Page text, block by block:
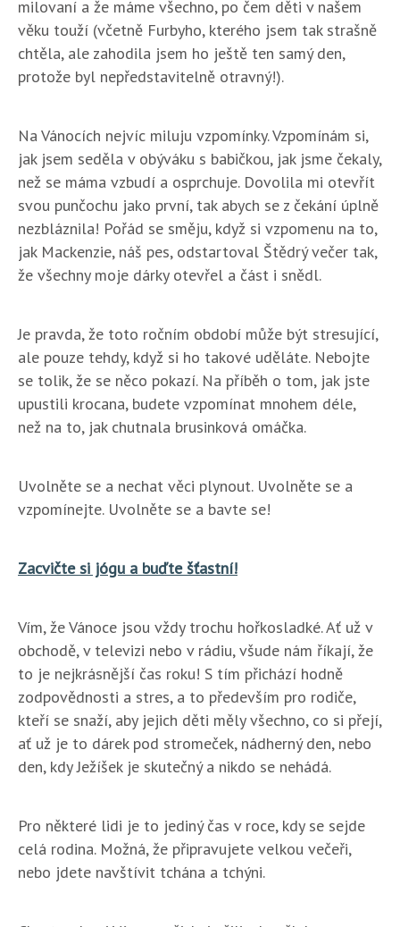
milovaní a že máme všechno, po čem děti v našem
věku touží (včetně Furbyho, kterého jsem tak strašně
chtěla, ale zahodila jsem ho ještě ten samý den,
protože byl nepředstavitelně otravný!).
Na Vánocích nejvíc miluju vzpomínky. Vzpomínám si,
jak jsem seděla v obýváku s babičkou, jak jsme čekaly,
než se máma vzbudí a osprchuje. Dovolila mi otevřít
svou punčochu jako první, tak abych se z čekání úplně
nezbláznila! Pořád se směju, když si vzpomenu na to,
jak Mackenzie, náš pes, odstartoval Štědrý večer tak,
že všechny moje dárky otevřel a část i snědl.
Je pravda, že toto ročním období může být stresující,
ale pouze tehdy, když si ho takové uděláte. Nebojte
se tolik, že se něco pokazí. Na příběh o tom, jak jste
upustili krocana, budete vzpomínat mnohem déle,
než na to, jak chutnala brusinková omáčka.
Uvolněte se a nechat věci plynout. Uvolněte se a
vzpomínejte. Uvolněte se a bavte se!
Zacvičte si jógu a buďte šťastní!
Vím, že Vánoce jsou vždy trochu hořkosladké. Ať už v
obchodě, v televizi nebo v rádiu, všude nám říkají, že
to je nejkrásnější čas roku! S tím přichází hodně
zodpovědnosti a stres, a to především pro rodiče,
kteří se snaží, aby jejich děti měly všechno, co si přejí,
ať už je to dárek pod stromeček, nádherný den, nebo
den, kdy Ježíšek je skutečný a nikdo se nehádá.
Pro některé lidi je to jediný čas v roce, kdy se sejde
celá rodina. Možná, že připravujete velkou večeři,
nebo jdete navštívit tchána a tchýni.